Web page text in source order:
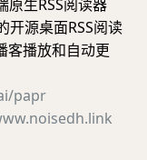
原生RSS阅读器
开源桌面RSS阅读
客播放和自动更
papr